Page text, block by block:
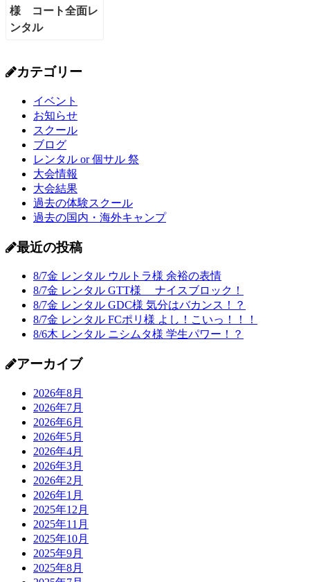
カテゴリー
イベント
お知らせ
スクール
ブログ
レンタル or 個サル 祭
大会情報
大会結果
過去の体験スクール
過去の国内・海外キャンプ
最近の投稿
8/7金 レンタル ウルトラ様 余裕の表情
8/7金 レンタル GTT様 ナイスブロック！
8/7金 レンタル GDC様 気分はバカンス！？
8/7金 レンタル FCポリ様 よし！こいっ！！！
8/6木 レンタル ニシムタ様 学生パワー！？
アーカイブ
2026年8月
2026年7月
2026年6月
2026年5月
2026年4月
2026年3月
2026年2月
2026年1月
2025年12月
2025年11月
2025年10月
2025年9月
2025年8月